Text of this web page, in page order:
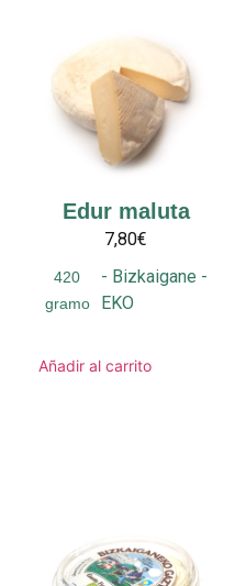
Edur maluta
7,80€
420
gramo
- Bizkaigane -
EKO
Añadir al carrito